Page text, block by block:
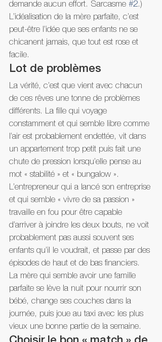
demande aucun effort. Sarcasme #2.)
L’idéalisation de la mère parfaite, c’est
peut-être l’idée que ses enfants ne se
chicanent jamais, que tout est rose et
facile.
Lot de problèmes
La vérité, c’est que vient avec chacun
de ces rêves une tonne de problèmes
différents. La fille qui voyage
constamment et qui semble libre comme
l’air est probablement endettée, vit dans
un appartement trop petit puis fait une
chute de pression lorsqu’elle pense au
mot « stabilité » et « bungalow ».
L’entrepreneur qui a lancé son entreprise
et qui semble « vivre de sa passion »
travaille en fou pour être capable
d’arriver à joindre les deux bouts, ne voit
probablement pas aussi souvent ses
enfants qu’il le voudrait, et passe par des
épisodes de haut et de bas financiers.
La mère qui semble avoir une famille
parfaite se lève la nuit pour nourrir son
bébé, change ses couches dans la
journée, puis joue au taxi avec les plus
vieux une bonne partie de la semaine.